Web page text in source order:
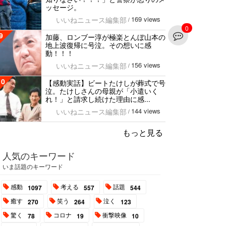
0
ッセージ。
いいねニュース編集部 / 169 views
加藤、ロンブー淳が極楽とんぼ山本の
地上波復帰に号泣。その想いに感
動！！！
いいねニュース編集部 / 156 views
【感動実話】ビートたけしが葬式で号
泣。たけしさんの母親が「小遣いく
れ！」と請求し続けた理由に感...
いいねニュース編集部 / 144 views
もっと見る
人気のキーワード
いま話題のキーワード
感動 1097 考える 557 話題 544
癒す 270 笑う 264 泣く 123
驚く 78 コロナ 19 衝撃映像 10